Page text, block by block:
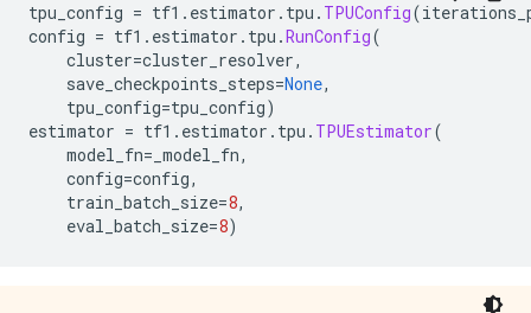
tpu_config = tf1 . estimator . tpu . TPUConfig(
config = tf1 . estimator . tpu .RunConfig(
cluster=cluster_resolver,
save_checkpoints_steps=None,
tpu_config=tpu_config)
estimator = tf1 . estimator . tpu . TPUEstimator(
model_fn= _model_fn,
config=config,
train_batch_size=8,
eval_batch_size=8)